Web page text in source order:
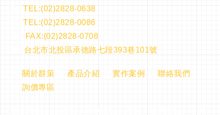
TEL:(02)2828-0638
TEL:(02)2828-0086
FAX:(02)2828-0708
台北市北投區承德路七段393巷101號
關於群策 產品介紹 實作案例
聯絡我們
詢價專區